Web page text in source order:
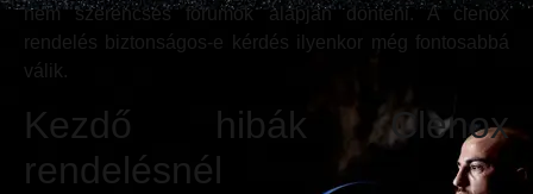
nem szerencsés fórumok alapján dönteni. A clenox
rendelés biztonságos-e kérdés ilyenkor még fontosabbá
válik.
Kezdő hibák Clenox
rendelésnél